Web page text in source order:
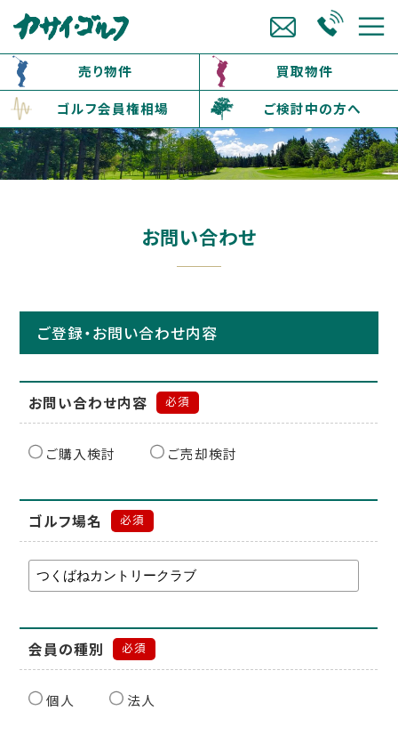
売り物件
買取物件
ゴルフ会員権相場
ご検討中の方へ
お問い合わせ
ご登録・お問い合わせ内容
お問い合わせ内容 必須
ご購入検討 ご売却検討
ゴルフ場名 必須
会員の種別 必須
個人 法人